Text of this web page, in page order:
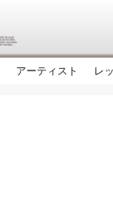
アーティスト レ